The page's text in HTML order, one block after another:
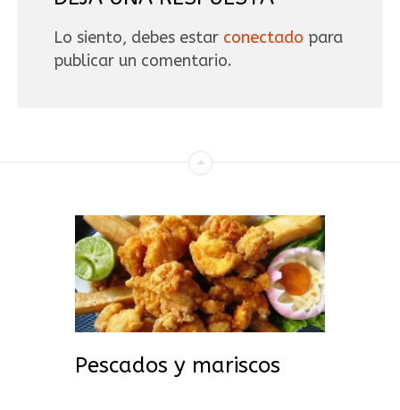
Lo siento, debes estar conectado para
publicar un comentario.
Pescados y mariscos